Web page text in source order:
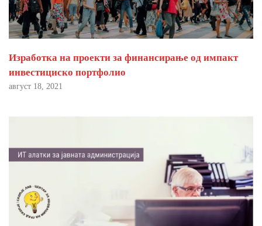
Изработка на проекти за финансирање од импакт
инвестициско портфолио
август 18, 2021